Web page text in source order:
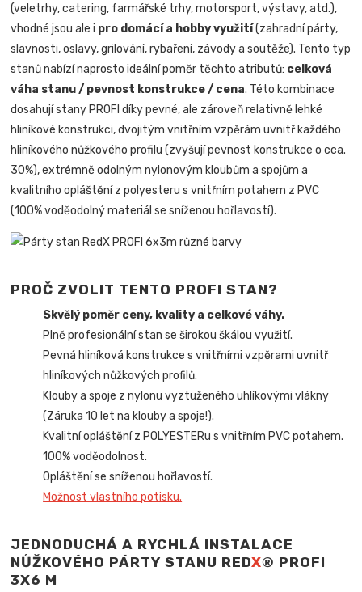
(veletrhy, catering, farmářské trhy, motorsport, výstavy, atd.),
vhodné jsou ale i pro domácí a hobby využití(zahradní párty,
slavnosti, oslavy, grilování, rybaření, závody a soutěže). Tento typ
stanů nabízí naprosto ideální poměr těchto atributů: celková
váha stanu / pevnost konstrukce / cena. Této kombinace
dosahují stany PROFI díky pevné, ale zároveň relativně lehké
hliníkové konstrukci, dvojitým vnitřním vzpěrám uvnitř každého
hliníkového nůžkového profilu (zvyšují pevnost konstrukce o cca.
30%), extrémně odolným nylonovým kloubům a spojům a
kvalitního opláštění z polyesteru s vnitřním potahem z PVC
(100% voděodolný materiál se sníženou hořlavostí).
PROČ ZVOLIT TENTO PROFI STAN?
Skvělý poměr ceny, kvality a celkové váhy.
Plně profesionální stan se širokou škálou využití.
Pevná hliníková konstrukce s vnitřními vzpěrami uvnitř
hliníkových nůžkových profilů.
Klouby a spoje z nylonu vyztuženého uhlíkovými vlákny
(Záruka 10 let na klouby a spoje!).
Kvalitní opláštění z POLYESTERu s vnitřním PVC potahem.
100% voděodolnost.
Opláštění se sníženou hořlavostí.
Možnost vlastního potisku.
JEDNODUCHÁ A RYCHLÁ INSTALACE
NŮŽKOVÉHO PÁRTY STANU REDX® PROFI
3X6 M